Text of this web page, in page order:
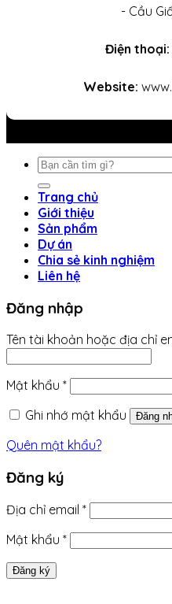
- Cầu
Điện thoại:
Website:
Tìm
kiếm:
Trang chủ
Giới thiệu
Sản phẩm
Dự án
Chia sẻ kinh nghiệm
Liên hệ
Đăng nhập
Tên tài khoản hoặc địa chỉ
Mật khẩu *Bắt
Ghi nhớ mật khẩu
Đăng
Quên mật khẩu?
Đăng ký
Địa chỉ email *Bắt
buộc
Mật khẩu *Bắt
buộc
Đăng ký